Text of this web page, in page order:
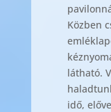
Közben
látható.
idő,